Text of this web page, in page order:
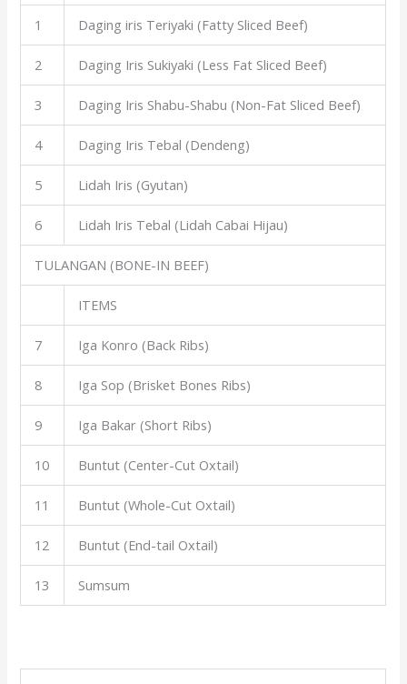
1 Daging iris Teriyaki (Fatty Sliced Beef)
2 Daging Iris Sukiyaki (Less Fat Sliced Beef)
3 Daging Iris Shabu-Shabu (Non-Fat Sliced Beef)
4 Daging Iris Tebal (Dendeng)
5 Lidah Iris (Gyutan)
6 Lidah Iris Tebal (Lidah Cabai Hijau)
TULANGAN (BONE-IN BEEF)
ITEMS
7 Iga Konro (Back Ribs)
8 Iga Sop (Brisket Bones Ribs)
9 Iga Bakar (Short Ribs)
10 Buntut (Center-Cut Oxtail)
11 Buntut (Whole-Cut Oxtail)
12 Buntut (End-tail Oxtail)
13 Sumsum